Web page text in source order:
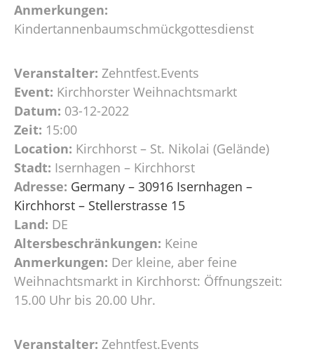
Anmerkungen:
Kindertannenbaumschmückgottesdienst
Veranstalter: Zehntfest.Events
Event: Kirchhorster Weihnachtsmarkt
Datum: 03-12-2022
Zeit: 15:00
Location: Kirchhorst – St. Nikolai (Gelände)
Stadt: Isernhagen – Kirchhorst
Adresse: Germany – 30916 Isernhagen –
Kirchhorst – Stellerstrasse 15
Land: DE
Altersbeschränkungen: Keine
Anmerkungen: Der kleine, aber feine
Weihnachtsmarkt in Kirchhorst: Öffnungszeit:
15.00 Uhr bis 20.00 Uhr.
Veranstalter: Zehntfest.Events